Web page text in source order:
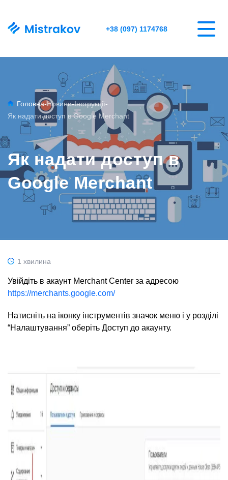
+38 (097) 1174768
Головна-Новини-Інструкції-
Як надати доступ в Google Merchant
Як надати доступ в
Google Merchant
1 хвилина
Увійдіть в акаунт Merchant Center за адресою
https://merchants.google.com/
Натисніть на іконку інструментів значок меню і у розділі
“Налаштування” оберіть Доступ до акаунту.